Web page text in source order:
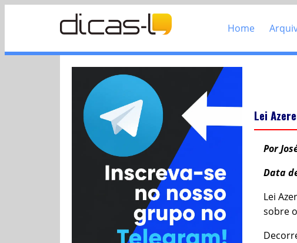
Home
Lei
Por
Data
Lei
sobre